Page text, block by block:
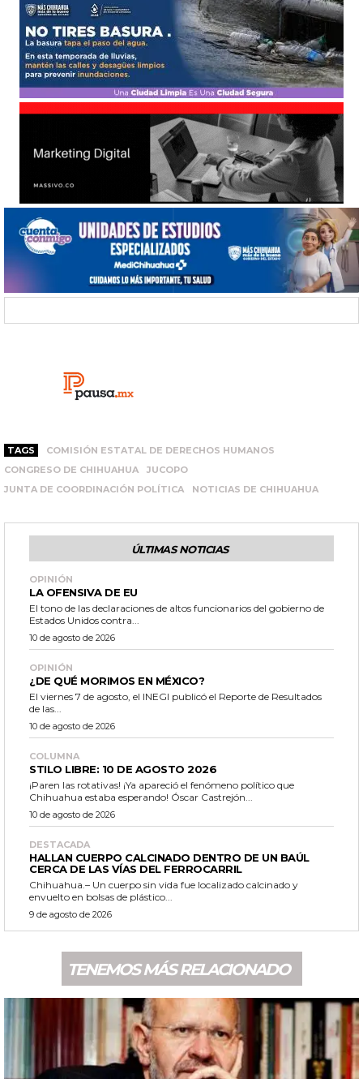
TAGS
COMISIÓN ESTATAL DE DERECHOS HUMANOS
CONGRESO DE CHIHUAHUA
JUCOPO
JUNTA DE COORDINACIÓN POLÍTICA
NOTICIAS DE CHIHUAHUA
ÚLTIMAS NOTICIAS
OPINIÓN
LA OFENSIVA DE EU
El tono de las declaraciones de altos funcionarios del gobierno de
Estados Unidos contra...
10 de agosto de 2026
OPINIÓN
¿DE QUÉ MORIMOS EN MÉXICO?
El viernes 7 de agosto, el INEGI publicó el Reporte de Resultados
de las...
10 de agosto de 2026
COLUMNA
STILO LIBRE: 10 DE AGOSTO 2026
¡Paren las rotativas! ¡Ya apareció el fenómeno político que
Chihuahua estaba esperando! Óscar Castrejón...
10 de agosto de 2026
DESTACADA
HALLAN CUERPO CALCINADO DENTRO DE UN BAÚL
CERCA DE LAS VÍAS DEL FERROCARRIL
Chihuahua.– Un cuerpo sin vida fue localizado calcinado y
envuelto en bolsas de plástico...
9 de agosto de 2026
TENEMOS MÁS RELACIONADO